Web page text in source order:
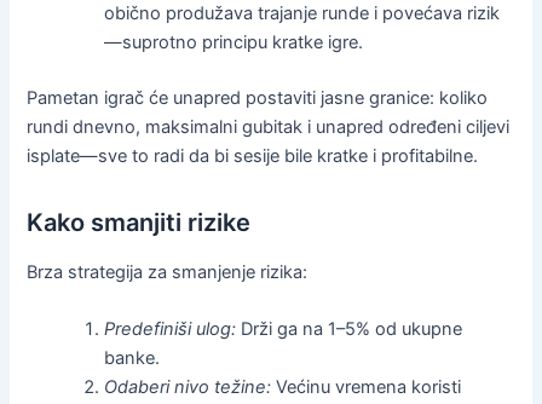
obično produžava trajanje runde i povećava rizik
—suprotno principu kratke igre.
Pametan igrač će unapred postaviti jasne granice: koliko
rundi dnevno, maksimalni gubitak i unapred određeni ciljevi
isplate—sve to radi da bi sesije bile kratke i profitabilne.
Kako smanjiti rizike
Brza strategija za smanjenje rizika:
Predefiniši ulog: Drži ga na 1–5% od ukupne
banke.
Odaberi nivo težine: Većinu vremena koristi